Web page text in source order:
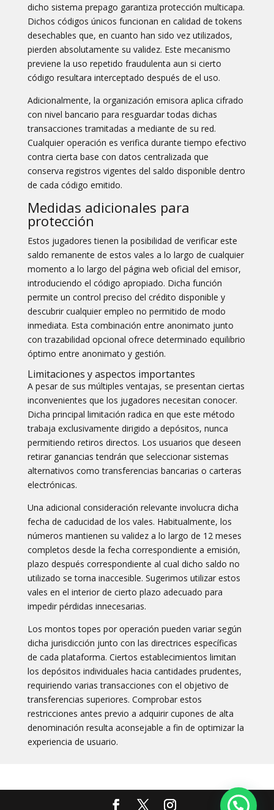
dicho sistema prepago garantiza protección multicapa.
Dichos códigos únicos funcionan en calidad de tokens
desechables que, en cuanto han sido vez utilizados,
pierden absolutamente su validez. Este mecanismo
previene la uso repetido fraudulenta aun si cierto
código resultara interceptado después de el uso.
Adicionalmente, la organización emisora aplica cifrado
con nivel bancario para resguardar todas dichas
transacciones tramitadas a mediante de su red.
Cualquier operación es verifica durante tiempo efectivo
contra cierta base con datos centralizada que
conserva registros vigentes del saldo disponible dentro
de cada código emitido.
Medidas adicionales para
protección
Estos jugadores tienen la posibilidad de verificar este
saldo remanente de estos vales a lo largo de cualquier
momento a lo largo del página web oficial del emisor,
introduciendo el código apropiado. Dicha función
permite un control preciso del crédito disponible y
descubrir cualquier empleo no permitido de modo
inmediata. Esta combinación entre anonimato junto
con trazabilidad opcional ofrece determinado equilibrio
óptimo entre anonimato y gestión.
Limitaciones y aspectos importantes
A pesar de sus múltiples ventajas, se presentan ciertas
inconvenientes que los jugadores necesitan conocer.
Dicha principal limitación radica en que este método
trabaja exclusivamente dirigido a depósitos, nunca
permitiendo retiros directos. Los usuarios que deseen
retirar ganancias tendrán que seleccionar sistemas
alternativos como transferencias bancarias o carteras
electrónicas.
Una adicional consideración relevante involucra dicha
fecha de caducidad de los vales. Habitualmente, los
números mantienen su validez a lo largo de 12 meses
completos desde la fecha correspondiente a emisión,
plazo después correspondiente al cual dicho saldo no
utilizado se torna inaccesible. Sugerimos utilizar estos
vales en el interior de cierto plazo adecuado para
impedir pérdidas innecesarias.
Los montos topes por operación pueden variar según
dicha jurisdicción junto con las directrices específicas
de cada plataforma. Ciertos establecimientos limitan
los depósitos individuales hacia cantidades prudentes,
requiriendo varias transacciones con el objetivo de
transferencias superiores. Comprobar estos
restricciones antes previo a adquirir cupones de alta
denominación resulta aconsejable a fin de optimizar la
experiencia de usuario.